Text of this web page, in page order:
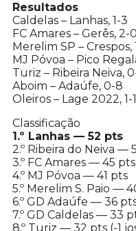
Resultados
Caldelas – Lanhas, 1-3
FC Amares – Gerês, 2-0
Merelim SP – Crespos,
MJ Póvoa – Pico
Turiz – Ribeira Neiva,
Aboim – Adaúfe, 0-8
Oleiros – Lage 2022, 1-1
Classificação
1.º Lanhas — 52 pts
2.º Ribeira do Neiva —
3.º FC Amares — 45
4.º MJ Póvoa — 41 pts
5.º Merelim S. Paio —
6.º GD Adaúfe — 36
7.º GD Caldelas — 33
8.º Turiz — 32 pts (-1